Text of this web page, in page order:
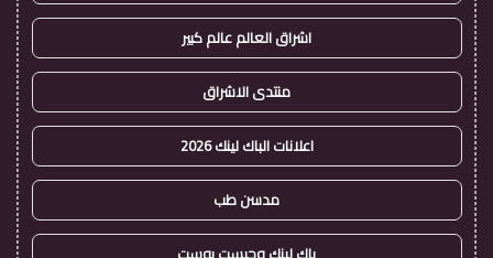
اشراق العالم عالم كبير
منتدى الاشراق
اعلانات الباك لينك 2026
مدسن طب